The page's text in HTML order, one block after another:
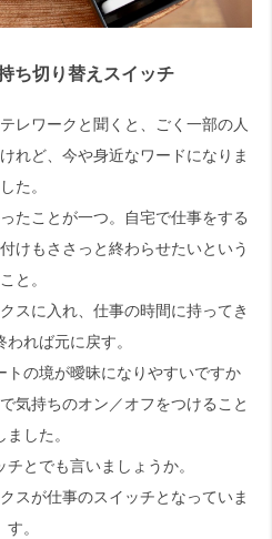
ち切り替えスイッチ
レワークと聞くと、ごく一部の人
れど、今や身近なワードになりま
した。
たことが一つ。自宅で仕事をする
けもささっと終わらせたいという
こと。
スに入れ、仕事の時間に持ってき
れば元に戻す。
トの境が曖昧になりやすいですか
気持ちのオン／オフをつけること
ました。
とでも言いましょうか。
スが仕事のスイッチとなっていま
す。